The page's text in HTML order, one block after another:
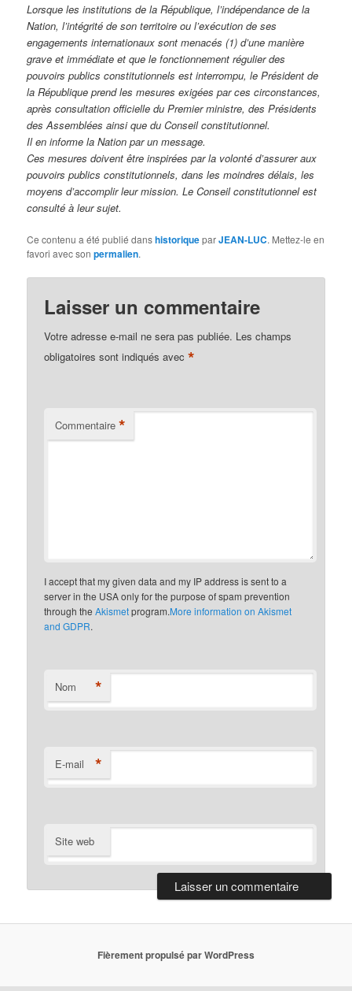
Lorsque les institutions de la République, l’indépendance de la
Nation, l’intégrité de son territoire ou l’exécution de ses
engagements internationaux sont menacés (1) d’une manière
grave et immédiate et que le fonctionnement régulier des
pouvoirs publics constitutionnels est interrompu, le Président de
la République prend les mesures exigées par ces circonstances,
après consultation officielle du Premier ministre, des Présidents
des Assemblées ainsi que du Conseil constitutionnel.
Il en informe la Nation par un message.
Ces mesures doivent être inspirées par la volonté d’assurer aux
pouvoirs publics constitutionnels, dans les moindres délais, les
moyens d’accomplir leur mission. Le Conseil constitutionnel est
consulté à leur sujet.
Ce contenu a été publié danshistoriqueparJEAN-LUC. Mettez-le en
favori avec sonpermalien.
Laisser un commentaire
Votre adresse e-mail ne sera pas publiée. Les champs
obligatoires sont indiqués avec*
Commentaire *
I accept that my given data and my IP address is sent to a
server in the USA only for the purpose of spam prevention
through theAkismetprogram.More information on Akismet
and GDPR.
Nom *
E-mail *
Site web
Fièrement propulsé par WordPress